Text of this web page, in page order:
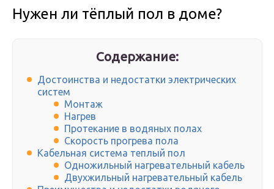
Нужен ли тёплый пол в доме?
Содержание:
Достоинства и недостатки электрических
систем
Монтаж
Нагрев
Протекание в водяных полах
Скорость прогрева пола
Кабельная система теплый пол
Одножильный нагревательный кабель
Двухжильный нагревательный кабель